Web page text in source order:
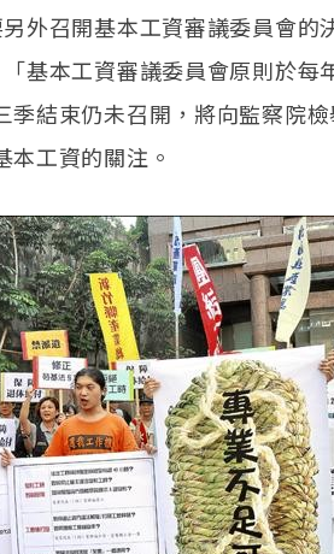
外召開基本工資審議委員會的
基本工資審議委員會原則於每
季結束仍未召開，將向監察院
本工資的關注。